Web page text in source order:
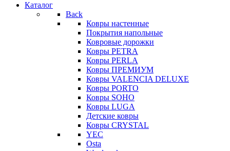
Каталог
Back
Ковры настенные
Покрытия напольные
Ковровые дорожки
Ковры PETRA
Ковры PERLA
Ковры ПРЕМИУМ
Ковры VALENCIA DELUXE
Ковры PORTO
Ковры SOHO
Ковры LUGA
Детские ковры
Ковры CRYSTAL
YEC
Osta